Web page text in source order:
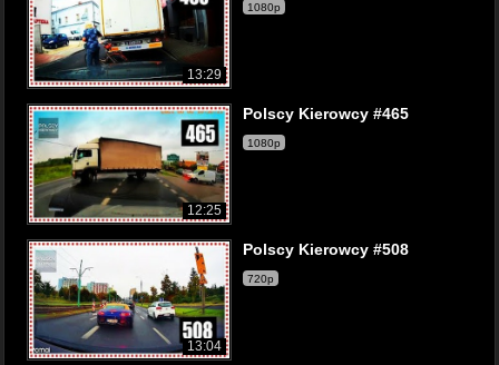
13:29
1080p
12:25
Polscy Kierowcy #465
1080p
13:04
Polscy Kierowcy #508
720p